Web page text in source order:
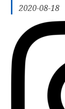
2020-08-18